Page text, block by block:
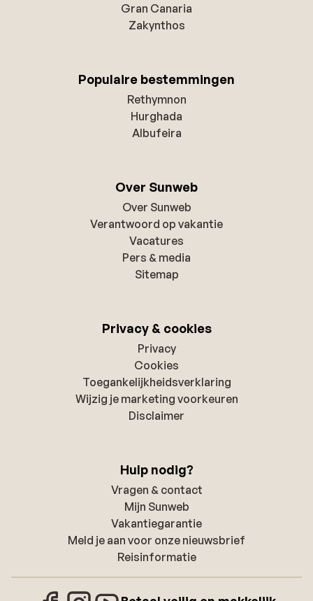
Gran Canaria
Zakynthos
Populaire bestemmingen
Rethymnon
Hurghada
Albufeira
Over Sunweb
Over Sunweb
Verantwoord op vakantie
Vacatures
Pers & media
Sitemap
Privacy & cookies
Privacy
Cookies
Toegankelijkheidsverklaring
Wijzig je marketing voorkeuren
Disclaimer
Hulp nodig?
Vragen & contact
Mijn Sunweb
Vakantiegarantie
Meld je aan voor onze nieuwsbrief
Reisinformatie